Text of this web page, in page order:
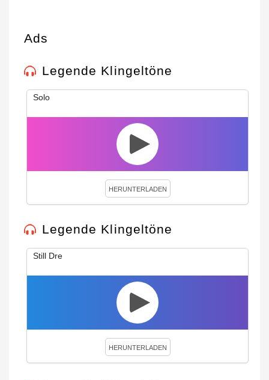
Ads
Legende Klingeltöne
Solo
HERUNTERLADEN
Legende Klingeltöne
Still Dre
HERUNTERLADEN